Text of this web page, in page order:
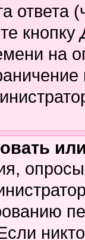
ответа
кнопку
на
опросы